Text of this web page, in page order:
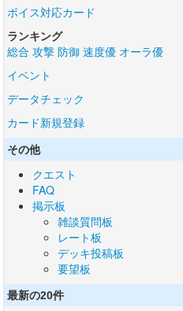
ボイス対応カード
ランキング
総合 攻撃 防御 速度優 オーラ優
イベント
データチェック
カード新規登録
その他
クエスト
FAQ
掲示板
雑談質問板
レート板
デッキ投稿板
要望板
最新の20件